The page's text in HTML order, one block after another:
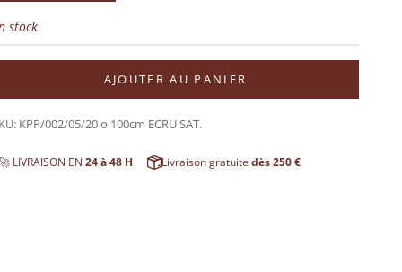
stock
AJOUTER AU PANIER
KPP/002/05/20 o 100cm ECRU SAT.
🚀 LIVRAISON EN24 à 48 H Livraison gratuitedès 250 €